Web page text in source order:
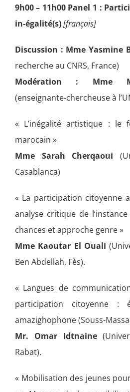
9h00 – 11h00 Panel 1 :
in-égalité(s)[français]
Discussion : Mme Yasmine
recherche au CNRS, France)
Modération : Mme
(enseignante-chercheuse à
« L’inégalité artistique : le
marocain »
Mme Sarah Cherqaoui
Casablanca)
« La participation citoyenne
analyse critique de
chances et approche genre »
Mme Kaoutar El Ouali
Ben Abdellah, Fès).
« Langues de
participation citoyenne :
amazighophone (Souss-
Mr. Omar Idtnaine
Rabat).
« Mobilisation des jeunes